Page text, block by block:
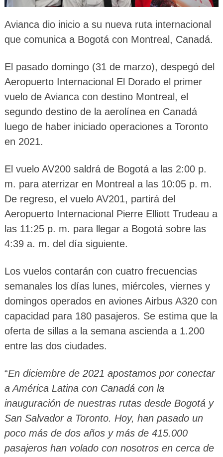
Avianca dio inicio a su nueva ruta internacional
que comunica a Bogotá con Montreal, Canadá.
El pasado domingo (31 de marzo), despegó del
Aeropuerto Internacional El Dorado el primer
vuelo de Avianca con destino Montreal, el
segundo destino de la aerolínea en Canadá
luego de haber iniciado operaciones a Toronto
en 2021.
El vuelo AV200 saldrá de Bogotá a las 2:00 p.
m. para aterrizar en Montreal a las 10:05 p. m.
De regreso, el vuelo AV201, partirá del
Aeropuerto Internacional Pierre Elliott Trudeau a
las 11:25 p. m. para llegar a Bogotá sobre las
4:39 a. m. del día siguiente.
Los vuelos contarán con cuatro frecuencias
semanales los días lunes, miércoles, viernes y
domingos operados en aviones Airbus A320 con
capacidad para 180 pasajeros. Se estima que la
oferta de sillas a la semana ascienda a 1.200
entre las dos ciudades.
“En diciembre de 2021 apostamos por conectar
a América Latina con Canadá con la
inauguración de nuestras rutas desde Bogotá y
San Salvador a Toronto. Hoy, han pasado un
poco más de dos años y más de 415.000
pasajeros han volado con nosotros en cerca de